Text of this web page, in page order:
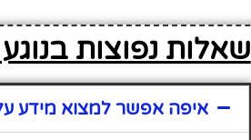
שאלות נפוצות
איפה אפשר למצוא מידע